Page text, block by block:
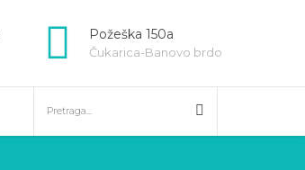
Požeška 150a
Čukarica-Banovo brdo